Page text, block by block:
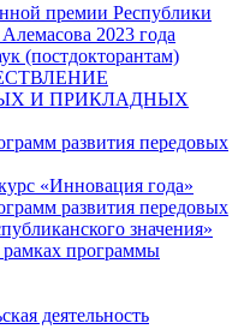
премии Республики
2023 года
(постдокторантам)
И ПРИКЛАДНЫХ
развития передовых
«Инновация года»
развития передовых
значения»
программы
деятельность